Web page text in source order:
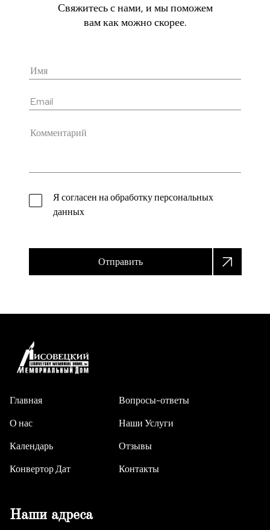
Свяжитесь с нами, и мы поможем
вам как можно скорее.
Я согласен на обработку персональных
данных
Отправить
Главная
О нас
Календарь
Конвертор Дат
Вопросы-ответы
Наши Услуги
Отзывы
Контакты
Наши адреса